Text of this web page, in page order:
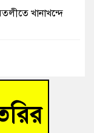
খানাখন্দে
মরদেহ